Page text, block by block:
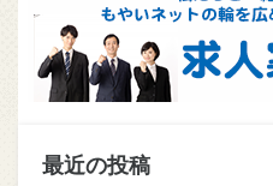
最近の投稿